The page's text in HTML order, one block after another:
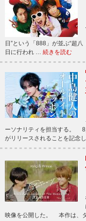
日”という「888」が並ぶ“超
日に行われ … 続きを読む
ーソナリティを担当する。 8
がリリースされることを記念
映像を公開した。 本作は、